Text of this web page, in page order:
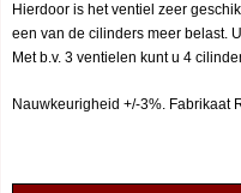
e
h
e
e
Hierdoor is het ventiel zeer
een van de cilinders meer belast.
Met b.v. 3 ventielen kunt u 4
Nauwkeurigheid +/-3%. Fabrikaat